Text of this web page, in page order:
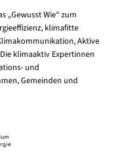
Wie“ zum
klimafitte
Aktive
klimaaktiv Expertinnen
und
Gemeinden und